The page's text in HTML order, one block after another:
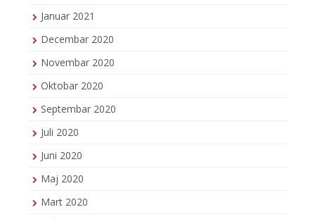
Januar 2021
Decembar 2020
Novembar 2020
Oktobar 2020
Septembar 2020
Juli 2020
Juni 2020
Maj 2020
Mart 2020